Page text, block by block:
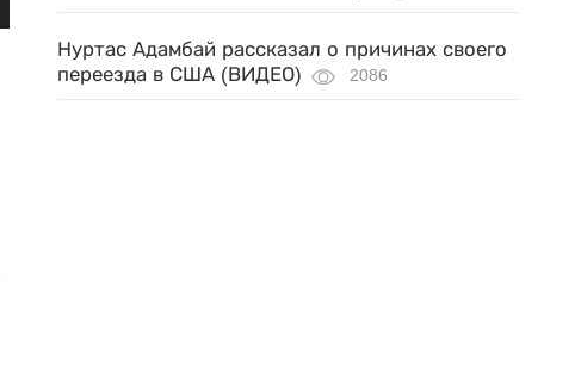
Нуртас Адамбай рассказал о причинах своего
переезда в США (ВИДЕО)
2086